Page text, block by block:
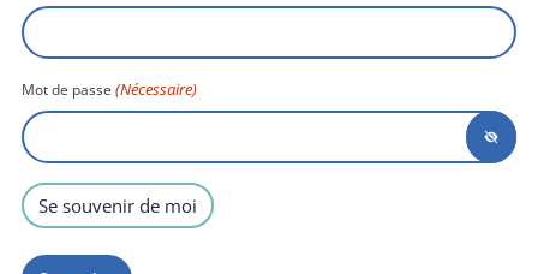
Mot de passe (Nécessaire)
Se souvenir de moi